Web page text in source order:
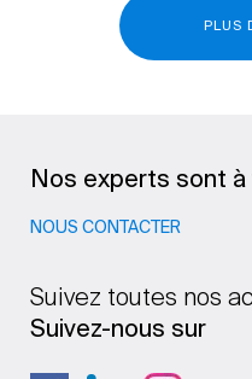
PLUS
Nos experts sont
NOUS CONTACTER
Suivez toutes nos
Suivez-nous sur